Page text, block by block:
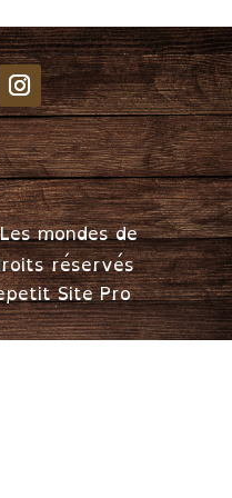
mondes de
réservés
Site Pro